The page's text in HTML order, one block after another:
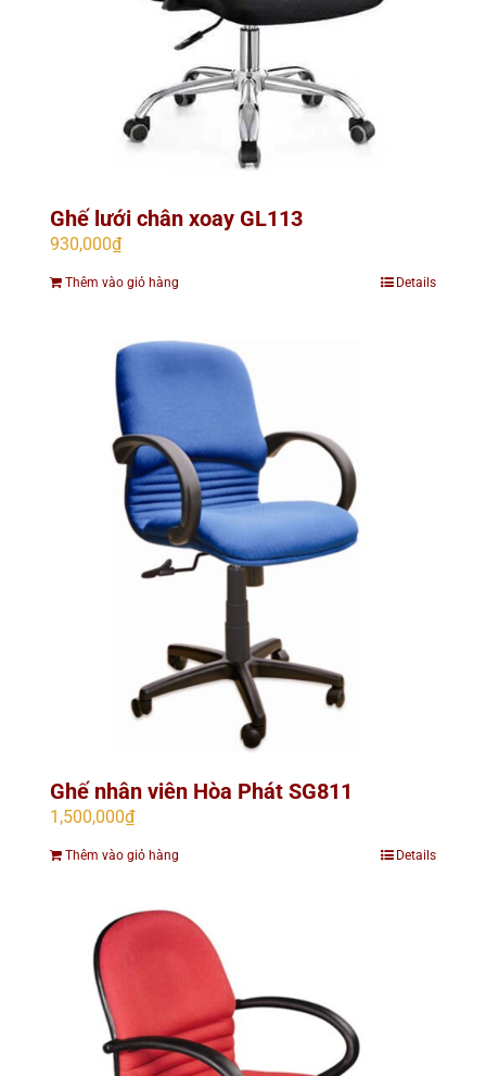
Ghế lưới chân xoay GL113
930,000₫
Thêm vào giỏ hàng Details
Ghế nhân viên Hòa Phát SG811
1,500,000₫
Thêm vào giỏ hàng Details